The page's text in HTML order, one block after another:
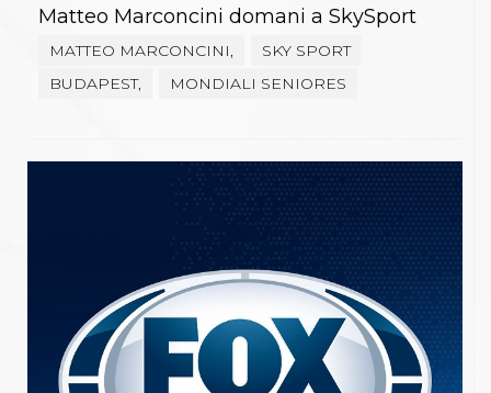
Matteo Marconcini domani a SkySport
MATTEO MARCONCINI,
SKY SPORT
BUDAPEST,
MONDIALI SENIORES